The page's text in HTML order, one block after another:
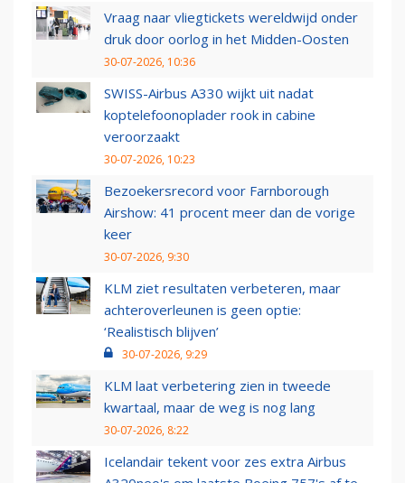
Vraag naar vliegtickets wereldwijd onder
druk door oorlog in het Midden-Oosten
30-07-2026, 10:36
SWISS-Airbus A330 wijkt uit nadat
koptelefoonoplader rook in cabine
veroorzaakt
30-07-2026, 10:23
Bezoekersrecord voor Farnborough
Airshow: 41 procent meer dan de vorige
keer
30-07-2026, 9:30
KLM ziet resultaten verbeteren, maar
achteroverleunen is geen optie:
‘Realistisch blijven’
30-07-2026, 9:29
KLM laat verbetering zien in tweede
kwartaal, maar de weg is nog lang
30-07-2026, 8:22
Icelandair tekent voor zes extra Airbus